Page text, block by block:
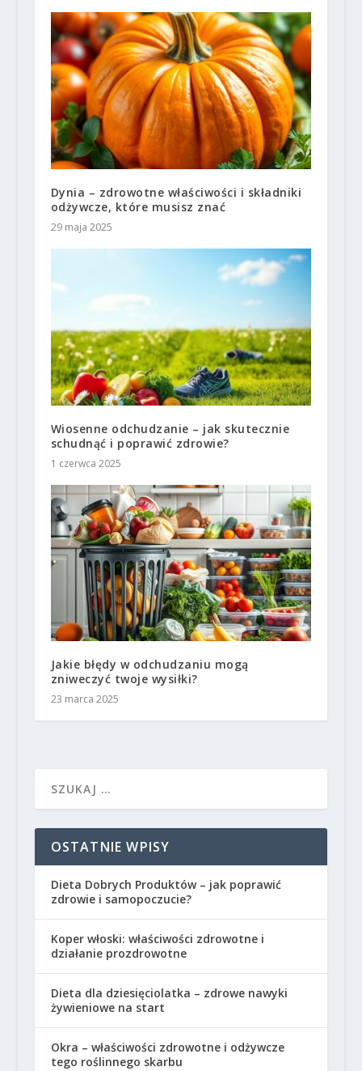
Dynia – zdrowotne właściwości i składniki
odżywcze, które musisz znać
29 maja 2025
Wiosenne odchudzanie – jak skutecznie
schudnąć i poprawić zdrowie?
1 czerwca 2025
Jakie błędy w odchudzaniu mogą
zniweczyć twoje wysiłki?
23 marca 2025
OSTATNIE WPISY
Dieta Dobrych Produktów – jak poprawić
zdrowie i samopoczucie?
Koper włoski: właściwości zdrowotne i
działanie prozdrowotne
Dieta dla dziesięciolatka – zdrowe nawyki
żywieniowe na start
Okra – właściwości zdrowotne i odżywcze
tego roślinnego skarbu